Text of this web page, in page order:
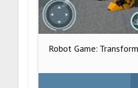
Robot Game: